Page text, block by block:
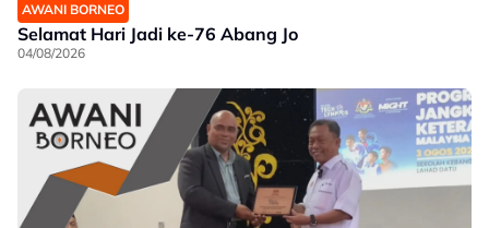
AWANI BORNEO
Selamat Hari Jadi ke-76 Abang Jo
04/08/2026